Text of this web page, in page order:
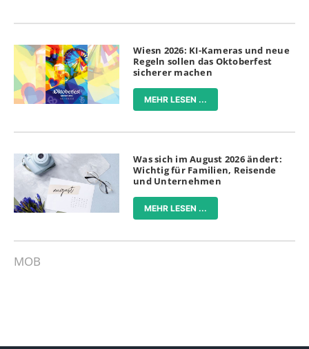
Wiesn 2026: KI-Kameras und neue
Regeln sollen das Oktoberfest
sicherer machen
MEHR LESEN ...
Was sich im August 2026 ändert:
Wichtig für Familien, Reisende
und Unternehmen
MEHR LESEN ...
MOB